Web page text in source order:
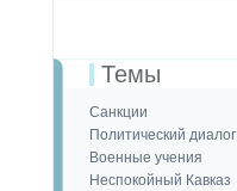
Темы
Санкции
Политический диалог
Военные учения
Неспокойный Кавказ